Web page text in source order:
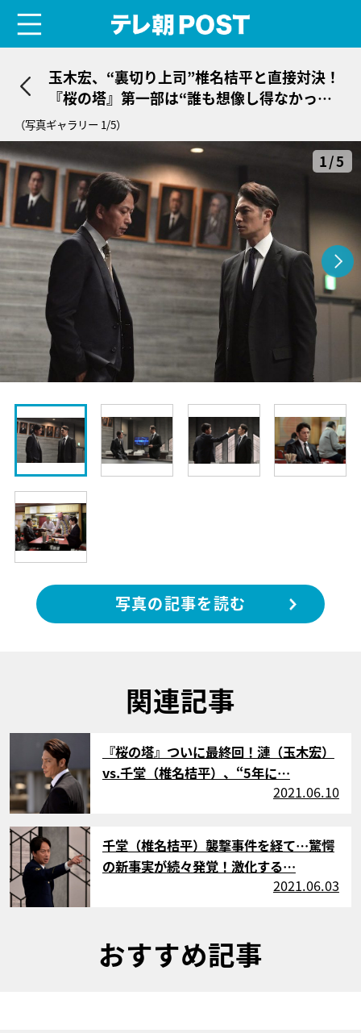
玉木宏、“裏切り上司”椎名桔平と直接対決！
『桜の塔』第一部は“誰も想像し得なかった
結末”に
（写真ギャラリー 1/5）
1/5
写真の記事を読む
関連記事
サムネイル
『桜の塔』ついに最終回！漣（玉木宏）
vs.千堂（椎名桔平）、“5年に…
2021.06.10
サムネイル
千堂（椎名桔平）襲撃事件を経て…驚愕
の新事実が続々発覚！激化する…
2021.06.03
おすすめ記事